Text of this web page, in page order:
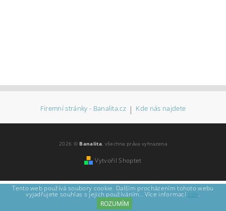
Firemní stránky - Banalita.cz | Kde nás najdete
2026 © Banalita, všechna práva vyhrazena
Vytvořil Shoptet
Tento web používá soubory cookie. Dalším procházením tohoto webu
vyjadřujete souhlas s jejich používáním.. Více informací zde.
ROZUMÍM